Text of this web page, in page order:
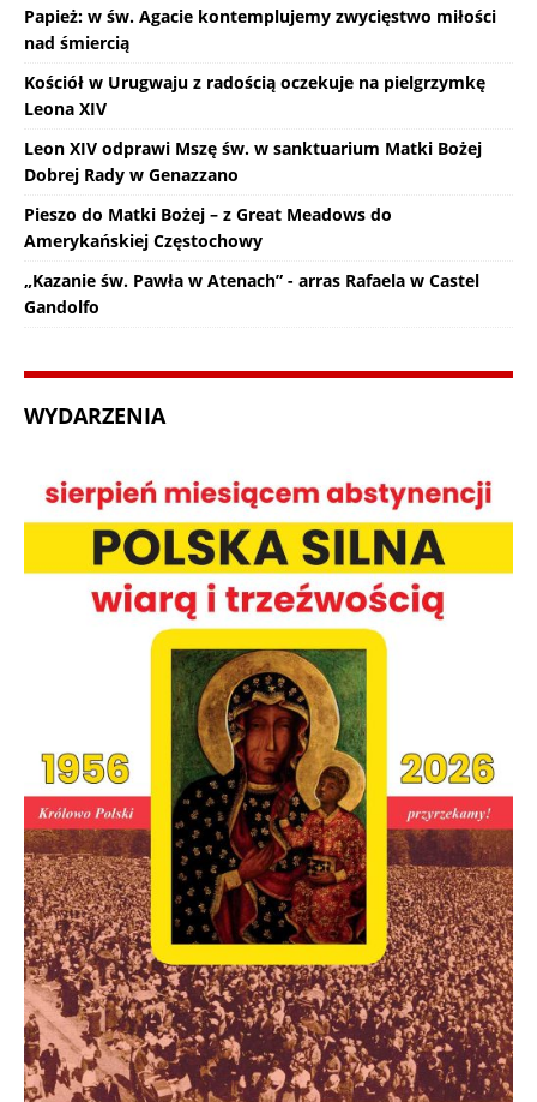
Papież: w św. Agacie kontemplujemy zwycięstwo miłości
nad śmiercią
Kościół w Urugwaju z radością oczekuje na pielgrzymkę
Leona XIV
Leon XIV odprawi Mszę św. w sanktuarium Matki Bożej
Dobrej Rady w Genazzano
Pieszo do Matki Bożej – z Great Meadows do
Amerykańskiej Częstochowy
„Kazanie św. Pawła w Atenach” - arras Rafaela w Castel
Gandolfo
WYDARZENIA